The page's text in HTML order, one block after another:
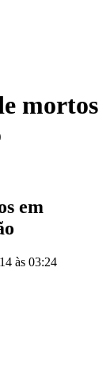
mortos
em
às 03:24